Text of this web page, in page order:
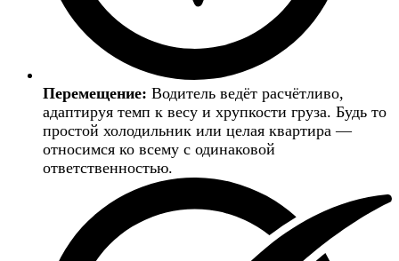
Перемещение: Водитель ведёт расчётливо,
адаптируя темп к весу и хрупкости груза. Будь то
простой холодильник или целая квартира —
относимся ко всему с одинаковой
ответственностью.